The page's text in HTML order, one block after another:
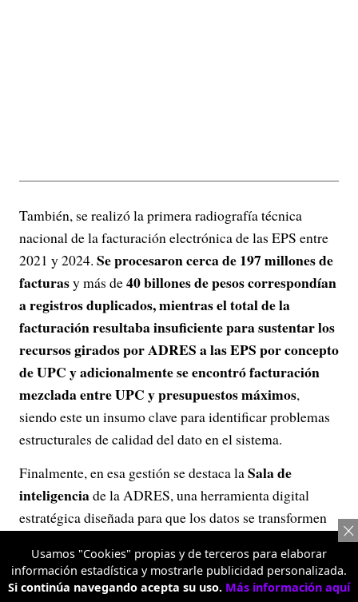
También, se realizó la primera radiografía técnica
nacional de la facturación electrónica de las EPS entre
2021 y 2024. Se procesaron cerca de 197 millones de
facturasy más de40 billones de pesos correspondían
a registros duplicados, mientras el total de la
facturación resultaba insuficiente para sustentar los
recursos girados por ADRES a las EPS por concepto
de UPC y adicionalmente se encontró facturación
mezclada entre UPC y presupuestos máximos,
siendo este un insumo clave para identificar problemas
estructurales de calidad del dato en el sistema.
Finalmente, en esa gestión se destaca laSala de
inteligenciade la ADRES, una herramienta digital
estratégica diseñada para que los datos se transformen
facilitando la consulta de indicadores clave sobre
recaudo, auditoría y pago del sector salud. Su propósito
Usamos "Cookies" propias y de terceros para elaborar
información estadística y mostrarle publicidad personalizada.
Si continúa navegando acepta su uso. Más información aquí